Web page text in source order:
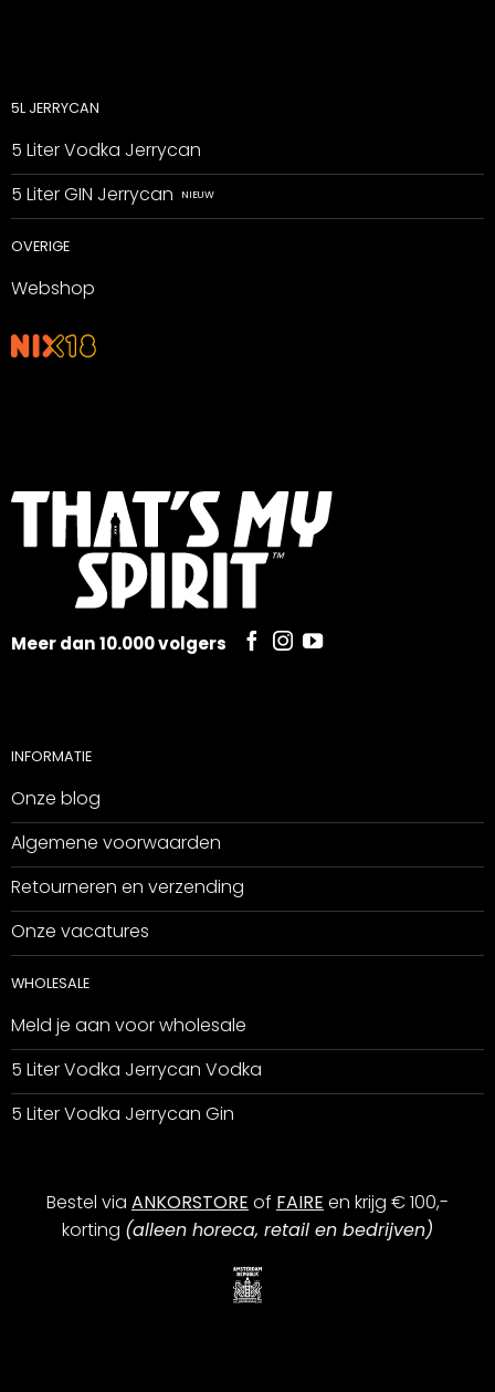
5L JERRYCAN
5 Liter Vodka Jerrycan
5 Liter GIN Jerrycan
OVERIGE
Webshop
Meer dan 10.000 volgers
INFORMATIE
Onze blog
Algemene voorwaarden
Retourneren en verzending
Onze vacatures
WHOLESALE
Meld je aan voor wholesale
5 Liter Vodka Jerrycan Vodka
5 Liter Vodka Jerrycan Gin
Bestel via ANKORSTORE of FAIRE en krijg € 100,-
korting (alleen horeca, retail en bedrijven)